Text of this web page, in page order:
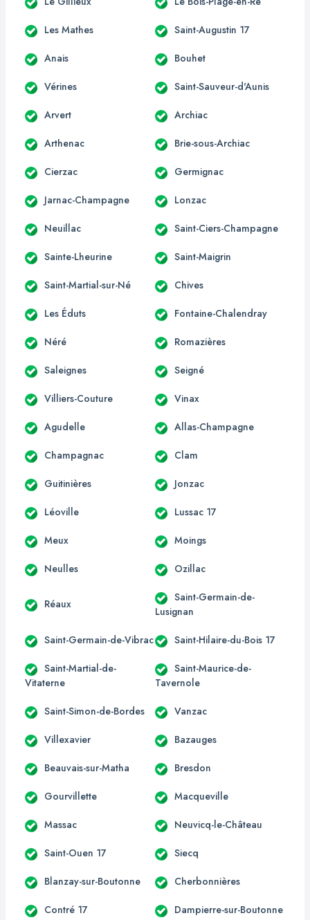
Les Mathes Saint-Augustin 17
Anais Bouhet
Vérines Saint-Sauveur-d'Aunis
Arvert Archiac
Arthenac Brie-sous-Archiac
Cierzac Germignac
Jarnac-Champagne Lonzac
Neuillac Saint-Ciers-Champagne
Sainte-Lheurine Saint-Maigrin
Saint-Martial-sur-Né Chives
Les Éduts Fontaine-Chalendray
Néré Romazières
Saleignes Seigné
Villiers-Couture Vinax
Agudelle Allas-Champagne
Champagnac Clam
Guitinières Jonzac
Léoville Lussac 17
Meux Moings
Neulles Ozillac
Réaux
Saint-Germain-de-
Lusignan
Saint-Germain-de-Vibrac Saint-Hilaire-du-Bois 17
Saint-Martial-de-
Vitaterne
Saint-Maurice-de-
Tavernole
Saint-Simon-de-Bordes Vanzac
Villexavier Bazauges
Beauvais-sur-Matha Bresdon
Gourvillette Macqueville
Massac Neuvicq-le-Château
Saint-Ouen 17 Siecq
Blanzay-sur-Boutonne Cherbonnières
Contré 17 Dampierre-sur-Boutonne